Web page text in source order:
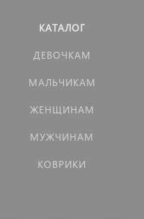
КАТАЛОГ
ДЕВОЧКАМ
МАЛЬЧИКАМ
ЖЕНЩИНАМ
МУЖЧИНАМ
КОВРИКИ